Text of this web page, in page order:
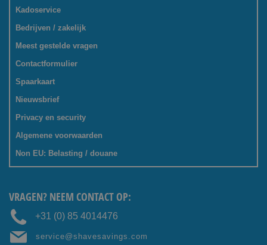
Kadoservice
Bedrijven / zakelijk
Meest gestelde vragen
Contactformulier
Spaarkaart
Nieuwsbrief
Privacy en security
Algemene voorwaarden
Non EU: Belasting / douane
VRAGEN? NEEM CONTACT OP:
+31 (0) 85 4014476
service@shavesavings.com